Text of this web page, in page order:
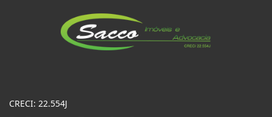
CRECI: 22.554J